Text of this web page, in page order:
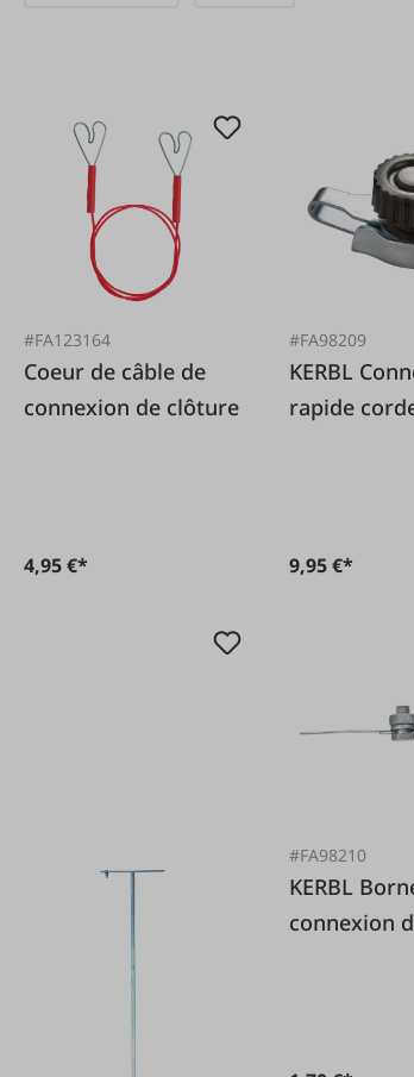
#FA123164
Coeur de câble de
connexion de clôture
4,95 €*
#FA98209
KERBL Connecteur
rapide
9,95 €*
#FA98210
KERBL Borne de
connexion